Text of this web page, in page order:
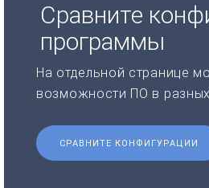
Сравните
программы
На отдельной странице
возможности ПО в
СРАВНИТЕ КОНФИГУРАЦИИ